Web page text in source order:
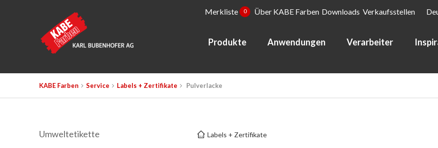
Merkliste 0 Über KABE Farben Downloads Verkaufsstellen
Produkte Anwendungen Verarbeiter
KABE Farben Service Labels + Zertifikate Pulverlacke
Umweltetikette
Labels + Zertifikate